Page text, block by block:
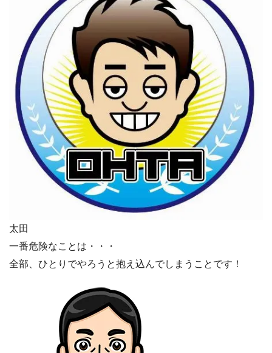
太田
一番危険なことは・・・
全部、ひとりでやろうと抱え込んでしまうことです！